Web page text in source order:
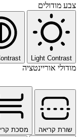
צבע מודולים
Light Contrast
מודולי אוריינטציה
שורת קריאה מסכת